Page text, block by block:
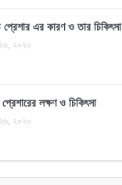
প্রেশার এর কারণ ও তার চিকিৎসা
২০২০
লক্ষণ ও চিকিৎসা
২০২০